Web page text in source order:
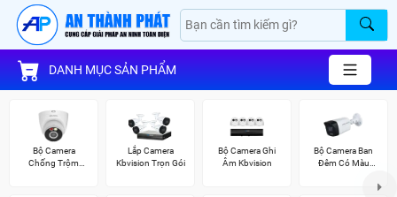
DANH MỤC SẢN PHẨM
Bộ Camera
Chống Trộm
Lắp Camera
Kbvision Trọn Gói
Bộ Camera Ghi
Âm Kbvision
Bộ Camera Ban
Đêm Có Màu